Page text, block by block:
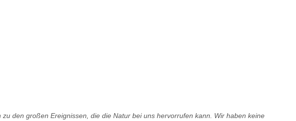
den großen Ereignissen, die die Natur bei uns hervorrufen kann. Wir haben keine